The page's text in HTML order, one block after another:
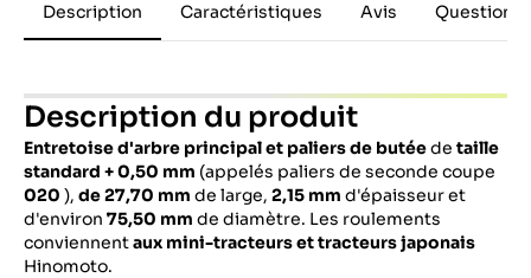
Description Caractéristiques Avis Questions
Description du produit
Entretoise d'arbre principal et paliers de butéede taille
standard + 0,50 mm (appelés paliers de seconde coupe
020 ), de 27,70 mm de large, 2,15 mm d'épaisseur et
d'environ 75,50 mm de diamètre. Les roulements
conviennentaux mini-tracteurs et tracteursjaponais
Hinomoto.